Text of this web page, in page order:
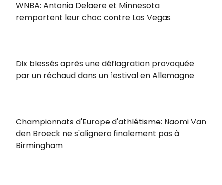
WNBA: Antonia Delaere et Minnesota
remportent leur choc contre Las Vegas
Dix blessés après une déflagration provoquée
par un réchaud dans un festival en Allemagne
Championnats d'Europe d'athlétisme: Naomi Van
den Broeck ne s'alignera finalement pas à
Birmingham